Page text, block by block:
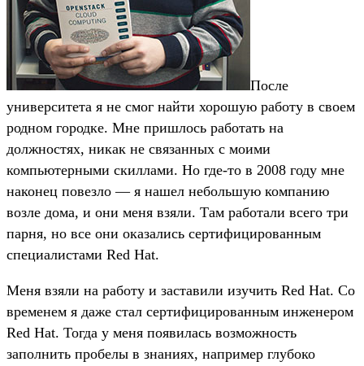
После
университета я не смог найти хорошую работу в своем
родном городке. Мне пришлось работать на
должностях, никак не связанных с моими
компьютерными скиллами. Но где-то в 2008 году мне
наконец повезло — я нашел небольшую компанию
возле дома, и они меня взяли. Там работали всего три
парня, но все они оказались сертифицированным
специалистами Red Hat.
Меня взяли на работу и заставили изучить Red Hat. Со
временем я даже стал сертифицированным инженером
Red Hat. Тогда у меня появилась возможность
заполнить пробелы в знаниях, например глубоко